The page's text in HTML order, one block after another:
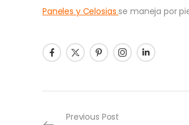
Paneles y Celosias se maneja por
Previous Post